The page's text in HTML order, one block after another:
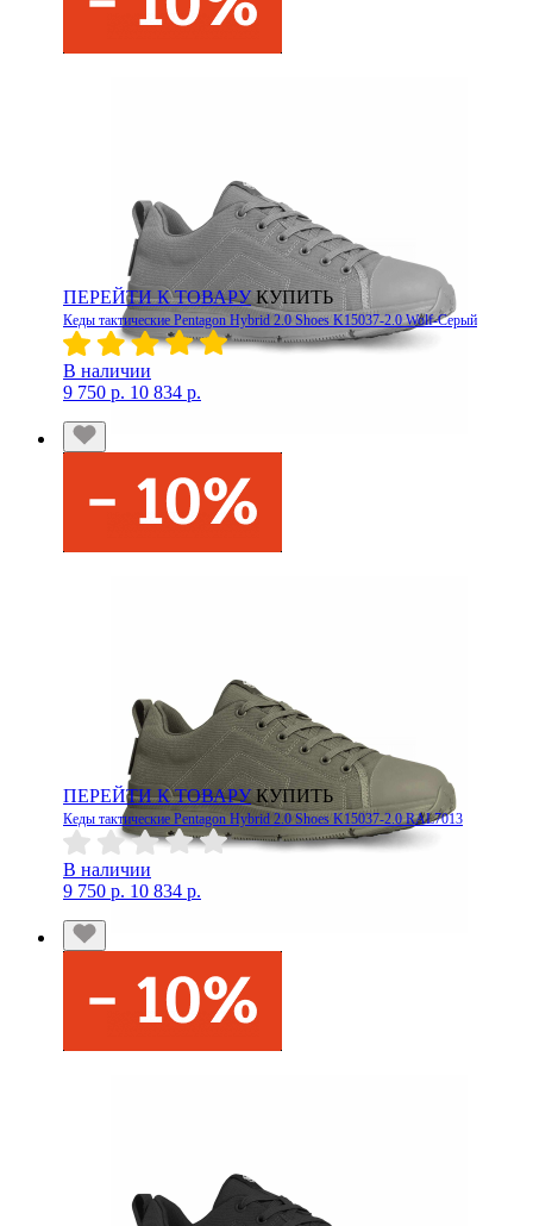
ПЕРЕЙТИ К ТОВАРУ КУПИТЬ
Кеды тактические Pentagon Hybrid 2.0 Shoes K15037-2.0 Wolf-Серый
В наличии
9 750 р. 10 834 р.
ПЕРЕЙТИ К ТОВАРУ КУПИТЬ
Кеды тактические Pentagon Hybrid 2.0 Shoes K15037-2.0 RAL7013
В наличии
9 750 р. 10 834 р.